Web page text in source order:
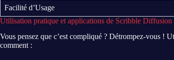
Facilité d’Usage
Utilisation pratique et applications de Scribble Diffusion
Vous pensez que c’est compliqué ? Détrompez-vous !
comment :